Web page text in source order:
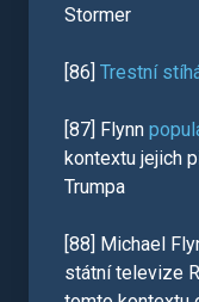
Stormer
[86] Trestní
[87] Flynn
kontextu jejich
Trumpa
[88] Michael
státní televize